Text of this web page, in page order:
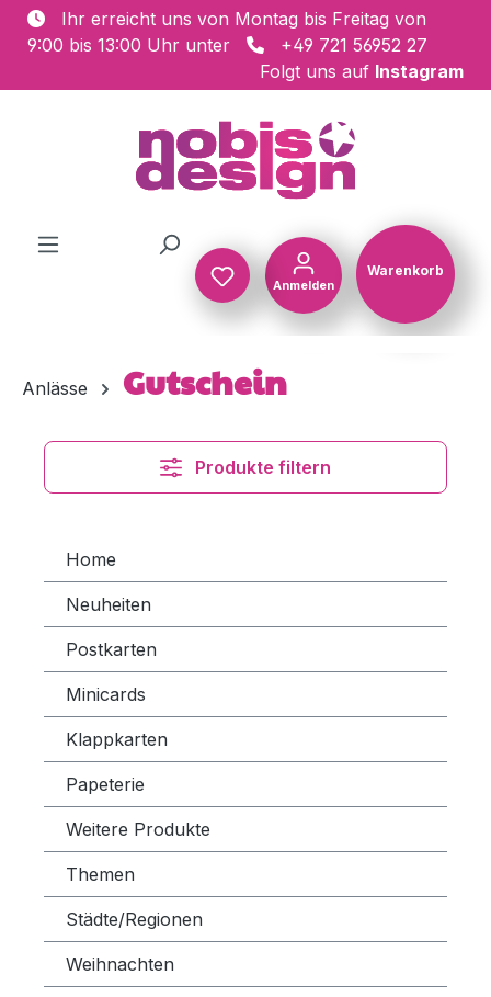
Zum Hauptinhalt springen
Ihr erreicht uns von Montag bis Freitag von
9:00 bis 13:00 Uhr unter
+49 721 56952 27
Folgt uns auf Instagram
Anmelden
Warenkorb
Anlässe Gutschein
Produkte filtern
Home
Neuheiten
Postkarten
Minicards
Klappkarten
Papeterie
Weitere Produkte
Themen
Städte/Regionen
Weihnachten